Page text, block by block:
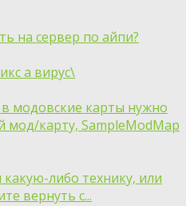
на сервер по айпи?
а вирус\
модовские карты нужно
мод/карту, SampleModMap
либо технику, или
вернуть с...